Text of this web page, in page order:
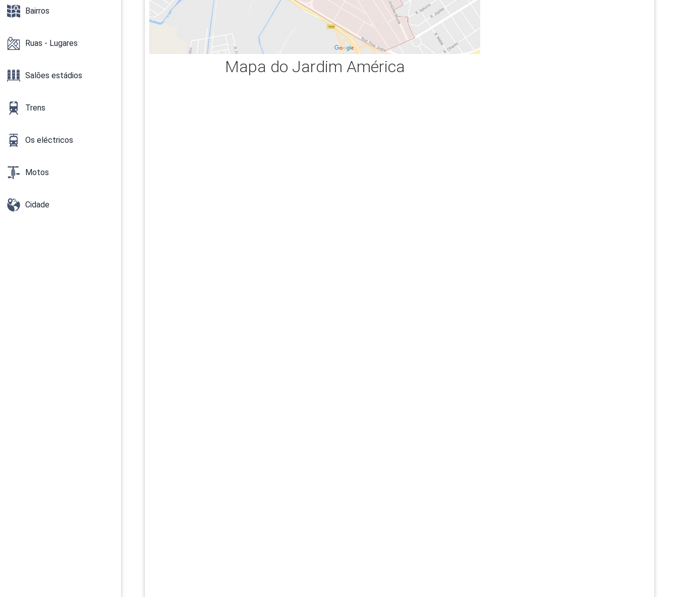
Bairros
Ruas - Lugares
Salões estádios
Trens
Os eléctricos
Motos
Cidade
Mapa do Jardim América